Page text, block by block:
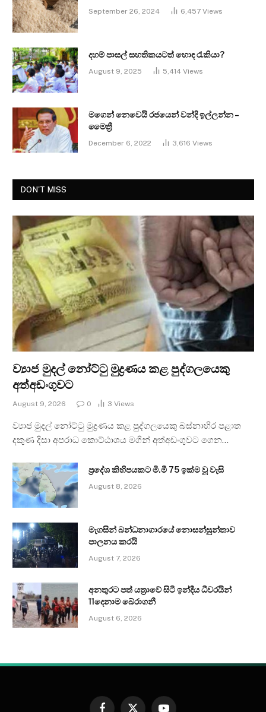
September 26, 2024 6,457 Views
දහම් පාසල් සහතිකයටත් හොඳ රැකියා?
August 9, 2025 5,414 Views
මගෙන් නෙවෙයි රජයෙන් වන්දි ඉල්ලන්න –
මෛත්‍රී
December 6, 2022 3,616 Views
DON'T MISS
ව්‍යාජ මුදල් නෝට්ටු මුද්‍රණය කළ පුද්ගලයෙකු
අත්අඩංගුවට
August 9, 2026 0 3 Views
ව්‍යාජ මුදල් නෝට්ටු මුද්‍රණය කළ පුද්ගලයෙකු බස්නාහිර පළාත
දකුණ දිසා අපරාධ කොට්ඨාශය මගින් අත්අඩංගුවට ගෙන…
ප්‍රදේශ කිහිපයකට මි.මී 75 ඉක්ම වූ වැසි
August 8, 2026
මැගසින් බන්ධනාගාරයේ නොසන්සුන්තාව
පාලනය කරයි
August 7, 2026
අනතුරට පත් යත්‍රාවේ සිටි ඉන්දීය ධීවරයින්
11දෙනාම බේරාගනී
August 6, 2026